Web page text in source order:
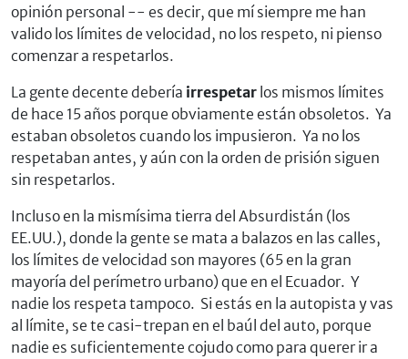
opinión personal -- es decir, que mí siempre me han
valido los límites de velocidad, no los respeto, ni pienso
comenzar a respetarlos.
La gente decente debería irrespetar los mismos límites
de hace 15 años porque obviamente están obsoletos. Ya
estaban obsoletos cuando los impusieron. Ya no los
respetaban antes, y aún con la orden de prisión siguen
sin respetarlos.
Incluso en la mismísima tierra del Absurdistán (los
EE.UU.), donde la gente se mata a balazos en las calles,
los límites de velocidad son mayores (65 en la gran
mayoría del perímetro urbano) que en el Ecuador. Y
nadie los respeta tampoco. Si estás en la autopista y vas
al límite, se te casi-trepan en el baúl del auto, porque
nadie es suficientemente cojudo como para querer ir a